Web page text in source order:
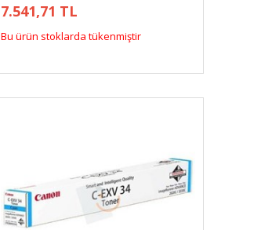
7.541,71 TL
Bu ürün stoklarda tükenmiştir